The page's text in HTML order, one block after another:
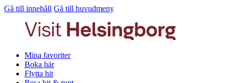
Gå till innehåll Gå till huvudmeny
Mina favoriter
Boka här
Flytta hit